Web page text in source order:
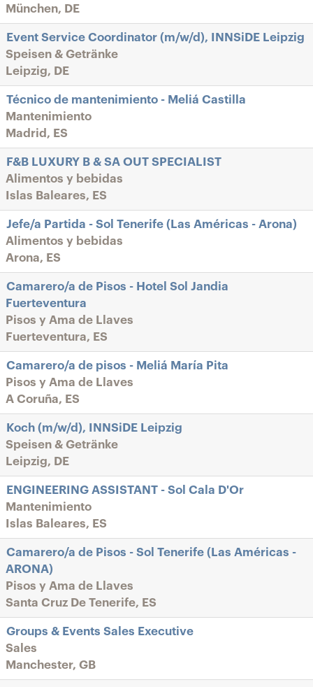
München, DE
Event Service Coordinator (m/w/d), INNSiDE Leipzig
Speisen & Getränke
Leipzig, DE
Técnico de mantenimiento - Meliá Castilla
Mantenimiento
Madrid, ES
F&B LUXURY B & SA OUT SPECIALIST
Alimentos y bebidas
Islas Baleares, ES
Jefe/a Partida - Sol Tenerife (Las Américas - Arona)
Alimentos y bebidas
Arona, ES
Camarero/a de Pisos - Hotel Sol Jandia
Fuerteventura
Pisos y Ama de Llaves
Fuerteventura, ES
Camarero/a de pisos - Meliá María Pita
Pisos y Ama de Llaves
A Coruña, ES
Koch (m/w/d), INNSiDE Leipzig
Speisen & Getränke
Leipzig, DE
ENGINEERING ASSISTANT - Sol Cala D'Or
Mantenimiento
Islas Baleares, ES
Camarero/a de Pisos - Sol Tenerife (Las Américas -
ARONA)
Pisos y Ama de Llaves
Santa Cruz De Tenerife, ES
Groups & Events Sales Executive
Sales
Manchester, GB